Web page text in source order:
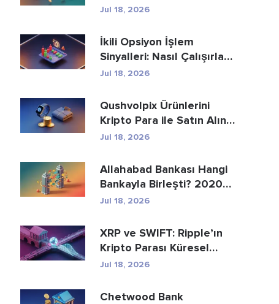
Geliştirme Hizmetle...
Jul 18, 2026
İkili Opsiyon İşlem
Sinyalleri: Nasıl Çalışırlar
ve Riskle...
Jul 18, 2026
Qushvolpix Ürünlerini
Kripto Para ile Satın Alın:
Bitcoin, Öd...
Jul 18, 2026
Allahabad Bankası Hangi
Bankayla Birleşti? 2020
Yılı Haberinin...
Jul 18, 2026
XRP ve SWIFT: Ripple’ın
Kripto Parası Küresel
Ödemelerin Yer...
Jul 18, 2026
Chetwood Bank